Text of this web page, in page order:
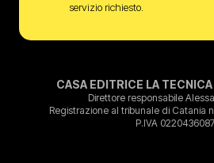
servizio richiesto.
CASA EDITRICE LA
Direttore responsabile
Registrazione al tribunale di Catania
P.IVA